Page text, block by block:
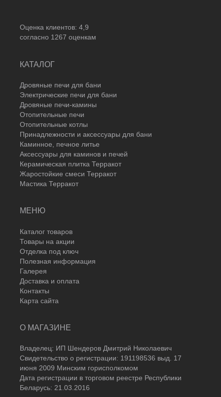
Оценка клиентов: 4,9
согласно 1267 оценкам
КАТАЛОГ
Дровяные печи для бани
Электрические печи для бани
Дровяные печи-камины
Отопительные печи
Отопительные котлы
Принадлежности и аксессуары для бани
Каминное, печное литье
Аксессуары для каминов и печей
Керамическая плитка Терракот
Жаростойкие смеси Терракот
Мастика Терракот
МЕНЮ
Каталог товаров
Товары на акции
Отделка под ключ
Полезная информация
Галерея
Доставка и оплата
Контакты
Карта сайта
О МАГАЗИНЕ
Владелец: ИП Шендеров Дмитрий Николаевич
Свидетельство о регистрации: 191198536 выд. 17
июня 2009 Минским горисполкомом
Дата регистрации в торговом реестре Республики
Беларусь: 21.03.2016